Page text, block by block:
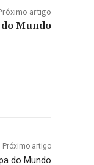
artigo
do Mundo
Próximo artigo
do Mundo